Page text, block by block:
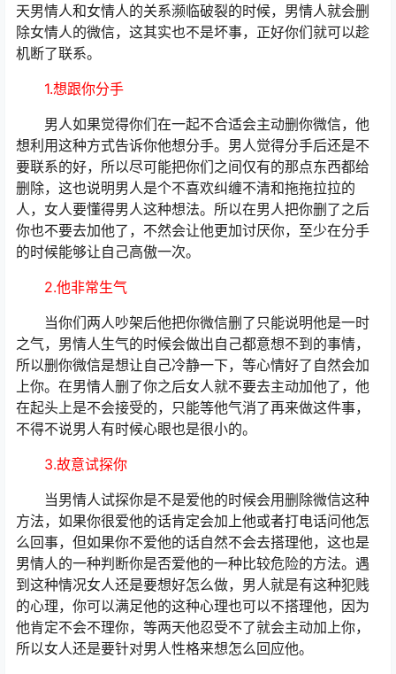
天男情人和女情人的关系濒临破裂的时候，男情人就会删
除女情人的微信，这其实也不是坏事，正好你们就可以趁
机断了联系。
1.想跟你分手
男人如果觉得你们在一起不合适会主动删你微信，他
想利用这种方式告诉你他想分手。男人觉得分手后还是不
要联系的好，所以尽可能把你们之间仅有的那点东西都给
删除，这也说明男人是个不喜欢纠缠不清和拖拖拉拉的
人，女人要懂得男人这种想法。所以在男人把你删了之后
你也不要去加他了，不然会让他更加讨厌你，至少在分手
的时候能够让自己高傲一次。
2.他非常生气
当你们两人吵架后他把你微信删了只能说明他是一时
之气，男情人生气的时候会做出自己都意想不到的事情，
所以删你微信是想让自己冷静一下，等心情好了自然会加
上你。在男情人删了你之后女人就不要去主动加他了，他
在起头上是不会接受的，只能等他气消了再来做这件事，
不得不说男人有时候心眼也是很小的。
3.故意试探你
当男情人试探你是不是爱他的时候会用删除微信这种
方法，如果你很爱他的话肯定会加上他或者打电话问他怎
么回事，但如果你不爱他的话自然不会去搭理他，这也是
男情人的一种判断你是否爱他的一种比较危险的方法。遇
到这种情况女人还是要想好怎么做，男人就是有这种犯贱
的心理，你可以满足他的这种心理也可以不搭理他，因为
他肯定不会不理你，等两天他忍受不了就会主动加上你，
所以女人还是要针对男人性格来想怎么回应他。